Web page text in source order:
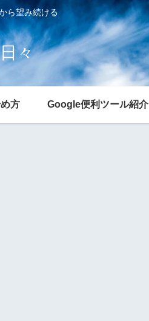
ら望み続ける
々
方 Google便利ツール紹介